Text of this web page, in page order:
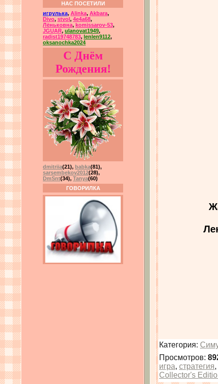
НАС ПОСЕТИЛИ
игрулька, Alinka, Akbara,
Divo, stvol , 4e4a68,
Лёньковна, komissarov-53,
JGUAR, ulanovat1949,
radist19748783, lenlen9112,
oksanochka2024
С Днём
Рождения!
dmitriia(21), babka(81),
sarsembekov2012(28),
DmSnt(34), Tanya(60)
ГОВОРИЛКА
Категория:
Просмотров:
игра, стратегия,
Collector's